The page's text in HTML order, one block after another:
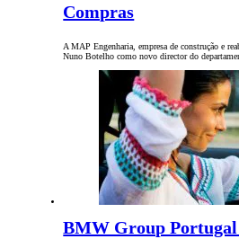
Compras
A MAP Engenharia, empresa de construção e
Nuno Botelho como novo director do
BMW Group